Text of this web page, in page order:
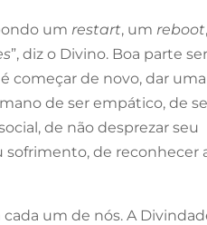
umrestart, umreboot,
”, diz o Divino. Boa parte
começar de novo, dar uma
de ser empático, de se
de não desprezar seu
sofrimento, de reconhecer
um de nós. A